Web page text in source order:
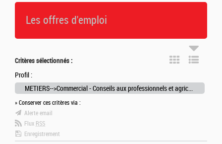
Les offres d'emploi
Critères sélectionnés :
Profil :
METIERS-->Commercial - Conseils aux professionnels et agricole/viticole
» Conserver ces critères via :
Alerte email
Flux RSS
Enregistrement